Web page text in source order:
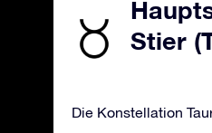
Stier
Die Konstellation